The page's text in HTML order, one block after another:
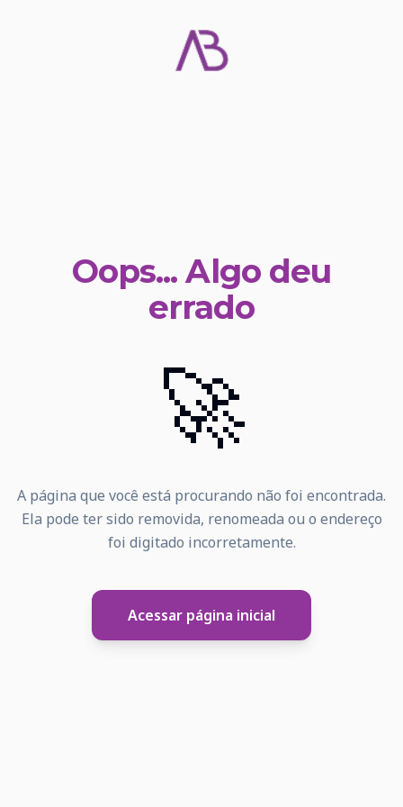
Oops... Algo deu
errado
🚀
A página que você está procurando não foi encontrada.
Ela pode ter sido removida, renomeada ou o endereço
foi digitado incorretamente.
Acessar página inicial